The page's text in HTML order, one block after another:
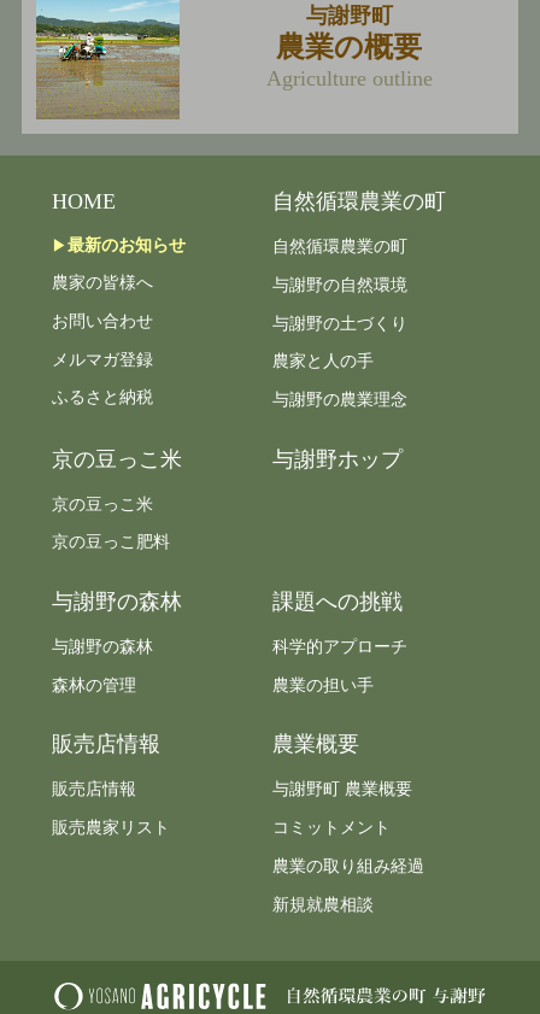
与謝野町
農業の概要
Agriculture outline
HOME
最新のお知らせ
農家の皆様へ
お問い合わせ
メルマガ登録
ふるさと納税
自然循環農業の町
自然循環農業の町
与謝野の自然環境
与謝野の土づくり
農家と人の手
与謝野の農業理念
京の豆っこ米
京の豆っこ米
京の豆っこ肥料
与謝野ホップ
与謝野の森林
与謝野の森林
森林の管理
課題への挑戦
科学的アプローチ
農業の担い手
販売店情報
販売店情報
販売農家リスト
農業概要
与謝野町 農業概要
コミットメント
農業の取り組み経過
新規就農相談